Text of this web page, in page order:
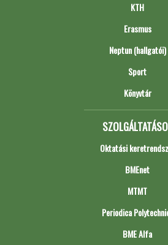
KTH
Erasmus
Neptun (hallgatói)
Sport
Könyvtár
Oktatási
BMEnet
MTMT
Periodica
BME Alfa